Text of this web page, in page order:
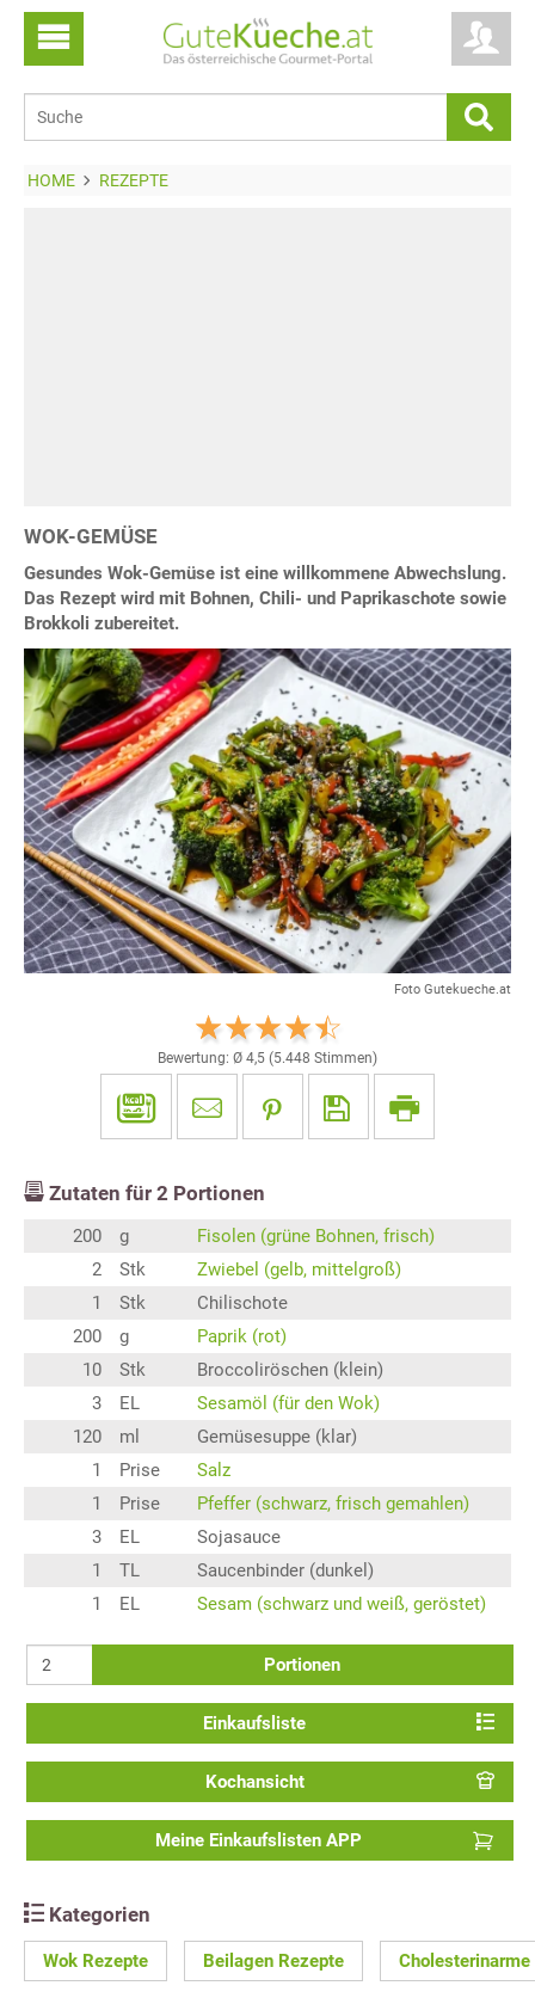
HOME REZEPTE
WOK-GEMÜSE
Gesundes Wok-Gemüse ist eine willkommene Abwechslung.
Das Rezept wird mit Bohnen, Chili- und Paprikaschote sowie
Brokkoli zubereitet.
Foto Gutekueche.at
Bewertung: Ø 4,5 (5.448 Stimmen)
Zutaten für 2 Portionen
200 g
Fisolen (grüne Bohnen, frisch)
2
Stk
Zwiebel (gelb, mittelgroß)
1
Stk
Chilischote
200
g
Paprik (rot)
10
Stk
Broccoliröschen (klein)
3
EL
Sesamöl (für den Wok)
120
ml
Gemüsesuppe (klar)
1
Prise
Salz
1
Prise
Pfeffer (schwarz, frisch gemahlen)
3
EL
Sojasauce
1
TL
Saucenbinder (dunkel)
1
EL Sesam (schwarz und weiß, geröstet)
Portionen
Einkaufsliste
Kochansicht
Meine Einkaufslisten APP
Kategorien
Wok Rezepte Beilagen Rezepte Cholesterinarme